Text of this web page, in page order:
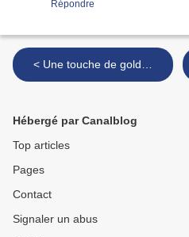
Répondre
< Une touche de gold…
Hébergé par Canalblog
Top articles
Pages
Contact
Signaler un abus